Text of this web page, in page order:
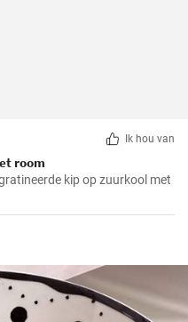
Ik hou van
room
kip op zuurkool met